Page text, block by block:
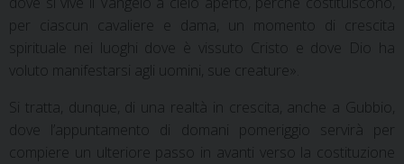
per ciascun cavaliere e dama, un momento di crescita
spirituale nei luoghi dove è vissuto Cristo e dove Dio ha
voluto manifestarsi agli uomini, sue creature».
Si tratta, dunque, di una realtà in crescita, anche a Gubbio,
dove l’appuntamento di domani pomeriggio servirà per
compiere un ulteriore passo in avanti verso la costituzione